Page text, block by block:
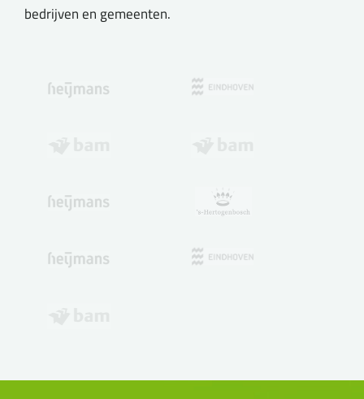
bedrijven en gemeenten.